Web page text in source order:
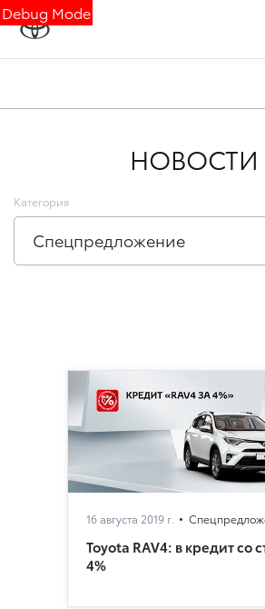
Debug Mode
НОВОСТИ
Категория
Спецпредложение
16 августа 2019 г.
Toyota RAV4: в кредит со
4%